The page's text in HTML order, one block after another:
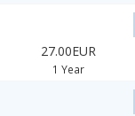
27.00EUR
1 Year